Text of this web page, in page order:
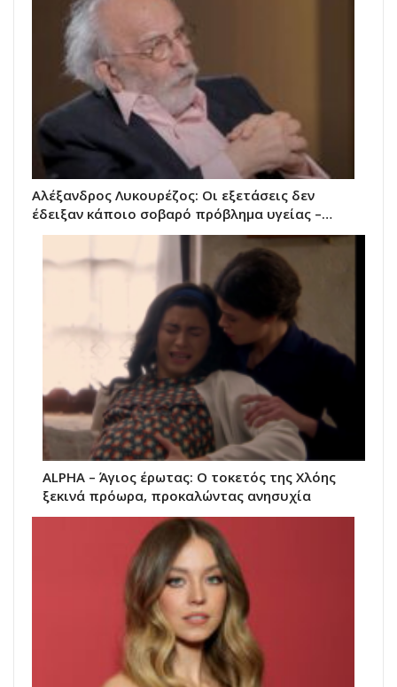
Αλέξανδρος Λυκουρέζος: Οι εξετάσεις δεν
έδειξαν κάποιο σοβαρό πρόβλημα υγείας –…
ALPHA – Άγιος έρωτας: Ο τοκετός της Χλόης
ξεκινά πρόωρα, προκαλώντας ανησυχία